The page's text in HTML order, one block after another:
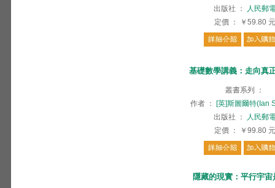
出版社
：
人民郵
定價 ： ￥59.80 元
基礎數學講義：走向真
叢書系列
：
作者 ：
[英]斯圖爾特(Ian
出版社
：
人民郵
定價 ： ￥99.80 元
隱藏的現實：平行宇宙